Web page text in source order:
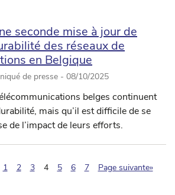
seconde mise à jour de
des réseaux de
en Belgique
de presse - 08/10/2025
belges continuent
mais qu’il est difficile de se
de l’impact de leurs efforts.
1 2 3 4(pagination.current)
5 6 7 Page suivante»